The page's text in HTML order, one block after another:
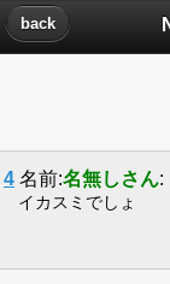
back
4 名前:名無しさん:
イカスミでしょ